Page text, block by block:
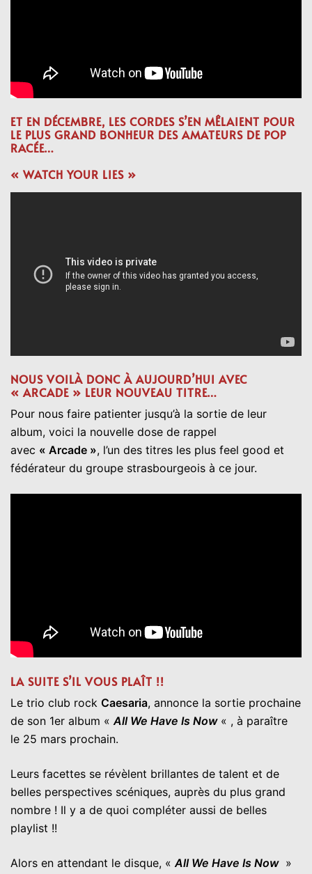
ET EN DÉCEMBRE, LES CORDES S’EN MÊLAIENT POUR
LE PLUS GRAND BONHEUR DES AMATEURS DE POP
RACÉE…
« WATCH YOUR LIES »
NOUS VOILÀ DONC À AUJOURD’HUI AVEC
« ARCADE » LEUR NOUVEAU TITRE…
Pour nous faire patienter jusqu’à la sortie de leur
album, voici la nouvelle dose de rappel
avec « Arcade », l’un des titres les plus feel good et
fédérateur du groupe strasbourgeois à ce jour.
LA SUITE S’IL VOUS PLAÎT !!
Le trio club rock Caesaria, annonce la sortie prochaine
de son 1er album « All We Have Is Now« , à paraître
le 25 mars prochain.
Leurs facettes se révèlent brillantes de talent et de
belles perspectives scéniques, auprès du plus grand
nombre ! Il y a de quoi compléter aussi de belles
playlist !!
Alors en attendant le disque, « All We Have Is Now»